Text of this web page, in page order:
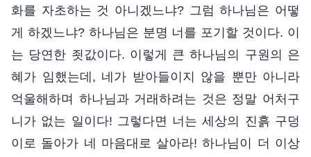
화를 자초하는 것 아니겠느냐? 그럼 하나님은 어떻
게 하겠느냐? 하나님은 분명 너를 포기할 것이다. 이
는 당연한 죗값이다. 이렇게 큰 하나님의 구원의 은
혜가 임했는데, 네가 받아들이지 않을 뿐만 아니라
억울해하며 하나님과 거래하려는 것은 정말 어처구
니가 없는 일이다! 그렇다면 너는 세상의 진흙 구덩
이로 돌아가 네 마음대로 살아라! 하나님이 더 이상